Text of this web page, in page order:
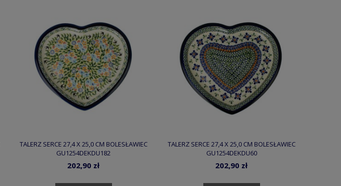
TALERZ SERCE 27,4 X 25,0 CM BOLESŁAWIEC
GU1254DEKDU182
202,90 zł
TALERZ SERCE 27,4 X 25,0 CM BOLESŁAWIEC
GU1254DEKDU60
202,90 zł